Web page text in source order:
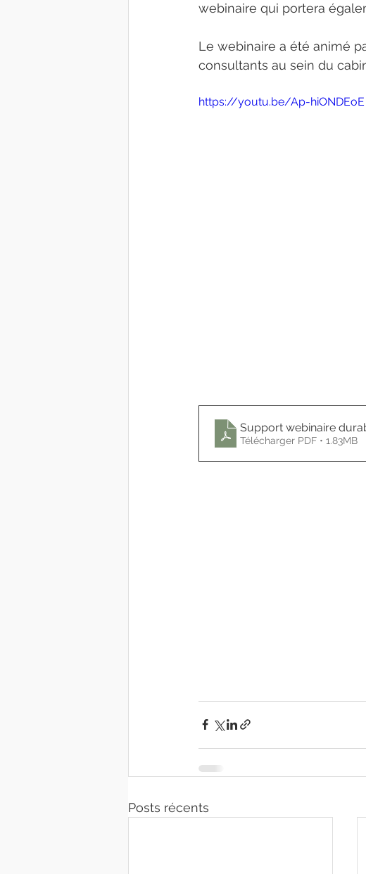
webinaire qui portera
Le webinaire a été animé
consultants au sein du
https://youtu.be/Ap-hiONDEoE
Support webinaire
Télécharger PDF • 1.83MB
Posts récents